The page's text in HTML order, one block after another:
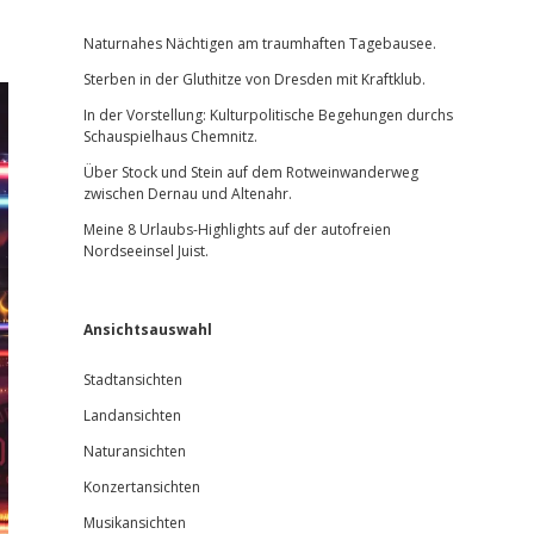
Naturnahes Nächtigen am traumhaften Tagebausee.
Sterben in der Gluthitze von Dresden mit Kraftklub.
In der Vorstellung: Kulturpolitische Begehungen durchs
Schauspielhaus Chemnitz.
Über Stock und Stein auf dem Rotweinwanderweg
zwischen Dernau und Altenahr.
Meine 8 Urlaubs-Highlights auf der autofreien
Nordseeinsel Juist.
Ansichtsauswahl
Stadtansichten
Landansichten
Naturansichten
Konzertansichten
Musikansichten